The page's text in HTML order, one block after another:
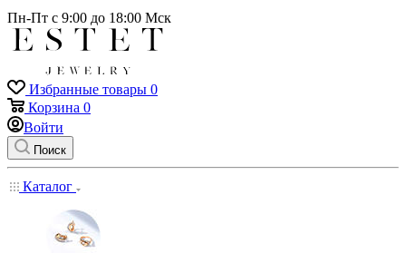
Пн-Пт с 9:00 до 18:00 Мск
Избранные товары 0
Корзина 0
Войти
Поиск
Каталог